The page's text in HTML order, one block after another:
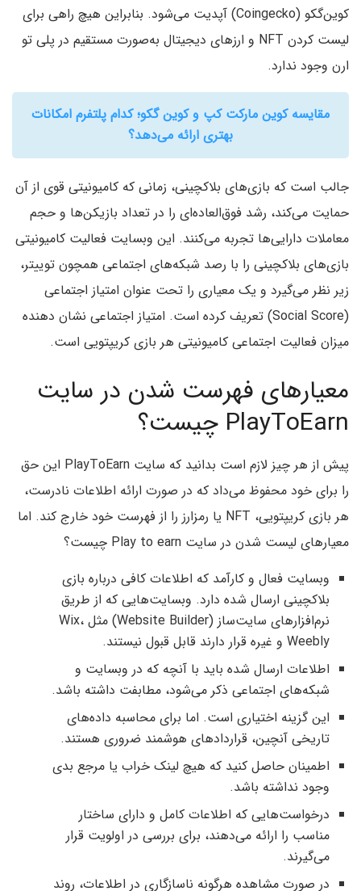
کوین‌گکو (Coingecko) آپدیت می‌شود. بنابراین هیچ راهی برای
لیست کردن NFT و ارزهای دیجیتال به‌صورت مستقیم در پلی تو
ارن وجود ندارد.
مقایسه کوین مارکت کپ و کوین گکو؛ کدام پلتفرم امکانات
بهتری ارائه می‌دهد؟
جالب است که بازی‌های بلاکچینی، زمانی که کامیونیتی قوی از آن
حمایت می‌کند، رشد فوق‌العاده‌ای را در تعداد بازیکن‌ها و حجم
معاملات دارایی‌ها تجربه می‌کنند. این وبسایت فعالیت کامیونیتی
بازی‌های بلاکچینی را با رصد شبکه‌های اجتماعی همچون توییتر،
زیر نظر می‌گیرد و یک معیاری را تحت عنوان امتیاز اجتماعی
(Social Score) تعریف کرده است. امتیاز اجتماعی نشان دهنده
میزان فعالیت اجتماعی کامیونیتی هر بازی کریپتویی است.
معیارهای فهرست شدن در سایت
PlayToEarn چیست؟
پیش از هر چیز لازم است بدانید که سایت PlayToEarn این حق
را برای خود محفوظ می‌داد که در صورت ارائه اطلاعات نادرست،
هر بازی کریپتویی، NFT یا رمزارز را از فهرست خود خارج کند. اما
معیارهای لیست شدن در سایت Play to earn چیست؟
وبسایت فعال و کارآمد که اطلاعات کافی درباره بازی‌
بلاکچینی ارسال شده دارد. وبسایت‌هایی که از طریق
نرم‌افزارهای سایت‌ساز (Website Builder) مثل Wix،
Weebly و غیره قرار دارند قابل قبول نیستند.
اطلاعات ارسال شده باید با آنچه که در وبسایت و
شبکه‌های اجتماعی ذکر می‌شود، مطابفت داشته باشد.
این گزینه اختیاری است. اما برای محاسبه داده‌های
تاریخی آنچین، قراردادهای هوشمند ضروری هستند.
اطمینان حاصل کنید که هیچ لینک خراب یا مرجع بدی
وجود نداشته باشد.
درخواست‌هایی که اطلاعات کامل و دارای ساختار
مناسب را ارائه می‌دهند، برای بررسی در اولویت قرار
می‌گیرند.
در صورت مشاهده هرگونه ناسازگاری در اطلاعات، روند